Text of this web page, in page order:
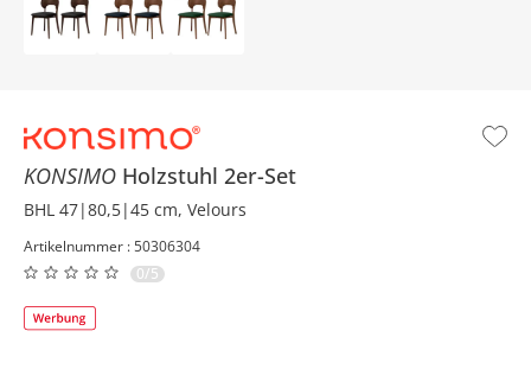
KONSIMO Holzstuhl 2er-Set
BHL 47|80,5|45 cm, Velours
Artikelnummer : 50306304
0/5